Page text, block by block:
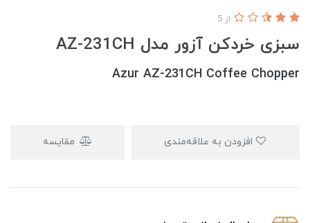
سبزی خردکن آزور مدل AZ-231CH
از 5
Azur AZ-231CH Coffee Chopper
مقایسه